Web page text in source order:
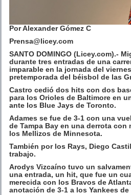
Por Alexander Gómez C
Prensa@licey.com
SANTO DOMINGO (Licey.com).-
durante tres entradas de una
imparable en la jornada del
pretemporada del béisbol de las
Castro cedió dos hits con dos
para los Orioles de Baltimore en
ante los Blue Jays de Toronto.
Adames se fue de 3-1 con una
de Tampa Bay en una derrota con
los Mellizos de Minnesota.
También por los Rays, Diego
trabajo.
Arodys Vizcaíno tuvo un
una entrada, un hit, que fue un
merecida con los Bravos de
anotación de 3-1 a los Yankees de